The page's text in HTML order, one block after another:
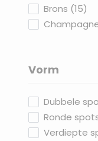
Brons (15)
Vorm
Dubbele
Ronde
Verdiepte